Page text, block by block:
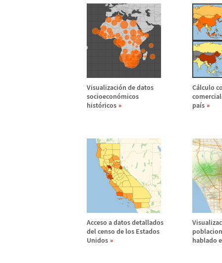
Visualización de datos
socioeconómicos
históricos
Cálculo
país
Acceso a datos detallados
del censo de los Estados
Unidos
hablado